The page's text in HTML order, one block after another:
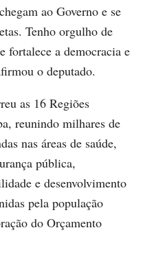
ao Governo e se
Tenho orgulho de
fortalece a democracia e
o deputado.
as 16 Regiões
reunindo milhares de
nas áreas de saúde,
pública,
e desenvolvimento
pela população
do Orçamento